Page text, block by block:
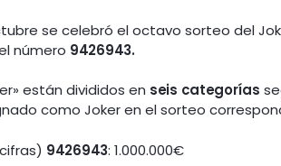
se celebró el octavo sorteo del
número 9426943.
están divididos en seis categorías
como Joker en el sorteo
9426943: 1.000.000€